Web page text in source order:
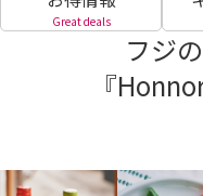
Great deals
フジ
『